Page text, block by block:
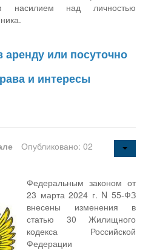
насилием над личностью
или посуточно
и интересы
Опубликовано: 02
Федеральным законом от
23 марта 2024 г. N 55-ФЗ
внесены изменения в
статью 30 Жилищного
кодекса Российской
Федерации